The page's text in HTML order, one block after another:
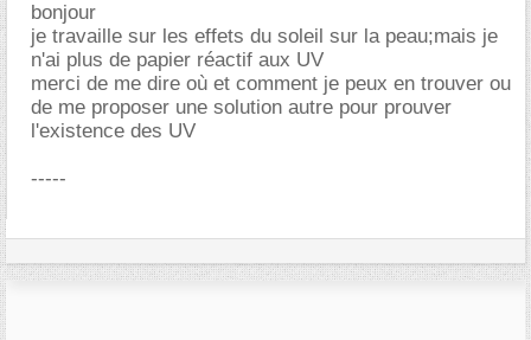
bonjour
je travaille sur les effets du soleil sur la peau;mais je
n'ai plus de papier réactif aux UV
merci de me dire où et comment je peux en trouver ou
de me proposer une solution autre pour prouver
l'existence des UV
-----